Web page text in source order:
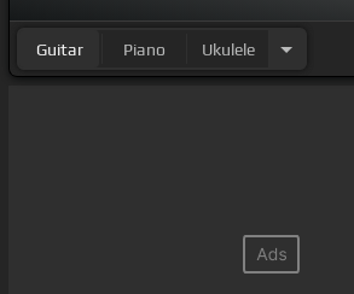
Guitar Piano Ukulele